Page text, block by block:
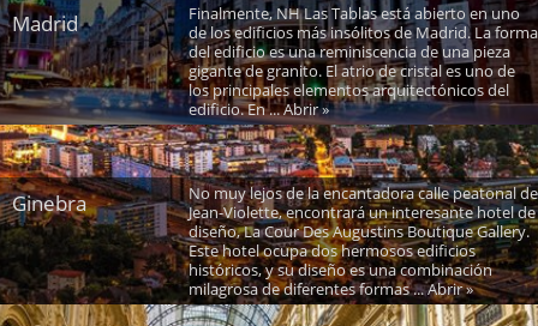
Madrid
Finalmente, NH Las Tablas está abierto en uno
de los edificios más insólitos de Madrid. La forma
del edificio es una reminiscencia de una pieza
gigante de granito. El atrio de cristal es uno de
los principales elementos arquitectónicos del
edificio. En ... Abrir »
Ginebra
No muy lejos de la encantadora calle peatonal de
Jean-Violette, encontrará un interesante hotel de
diseño, La Cour Des Augustins Boutique Gallery.
Este hotel ocupa dos hermosos edificios
históricos, y su diseño es una combinación
milagrosa de diferentes formas ... Abrir »